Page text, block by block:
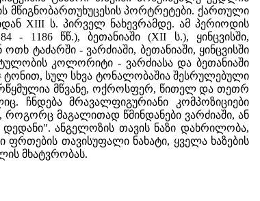
მწიგნობართუხუცესის პორტრეტები. ქართული
XIII ს. პირველ ნახევრამდე. ამ პერიოდის
- 1186 წწ.), ბეთანიაში (XII ს.), ყინცვისში,
ტაძარში - ვარძიაში, ბეთანიაში, ყინცვისში
კოლორიტი - ვარძიასა და ბეთანიაში
სულ სხვა ტონალობაშია შესრულებული
მწვანე, ოქროსფერ, წითელ და თეთრ
ჩნდება მრავალფიგურიანი კომპოზიციები
მაგალითად წმინდანები ვარძიაში, ან
დედანი". ანგელოზის თავის ნაზი დახრილობა,
თავისუფალი ნახატი, ყველა ხაზების
მხატვრობას.